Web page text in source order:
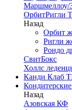
Маршмеллоу/
ОрбитРигли
Назад
Орбит
Ригли
Рондо
СвитБокс
Холлс
Канди Клаб
Назад
Азовская КФ